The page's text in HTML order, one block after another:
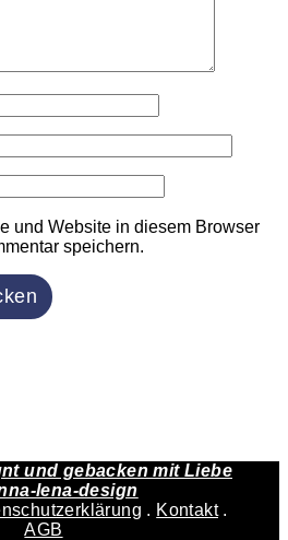
und Website in diesem Browser
speichern.
und gebacken mit Liebe
lena-design
. Kontakt.
AGB